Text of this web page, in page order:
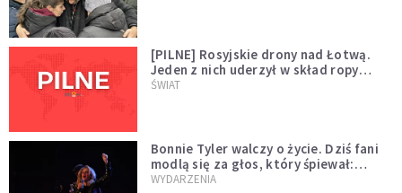
[PILNE] Rosyjskie drony nad Łotwą.
Jeden z nich uderzył w skład ropy
naftowej
ŚWIAT
Bonnie Tyler walczy o życie. Dziś fani
modlą się za głos, który śpiewał:
"Lord, help me"
WYDARZENIA